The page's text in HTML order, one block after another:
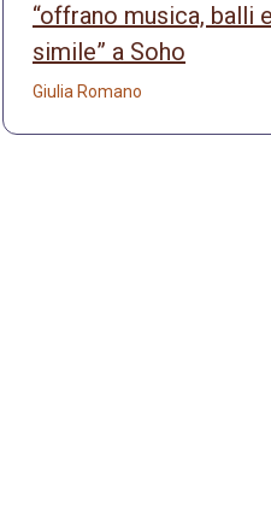
“offrano musica, balli
simile” a Soho
Giulia Romano